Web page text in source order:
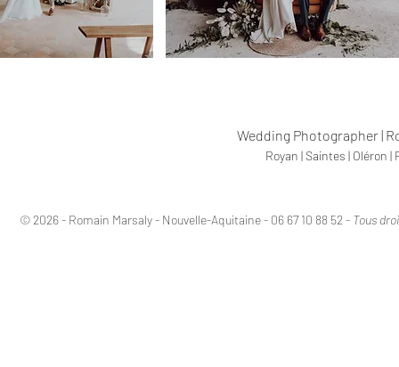
Wedding Photographer |
Royan | Saintes | Oléron |
© 2026 - Romain Marsaly - Nouvelle-Aquitaine - 06 67 10 88 52 - Tous